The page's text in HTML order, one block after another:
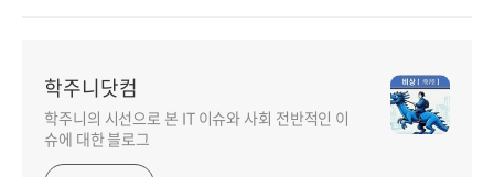
학주니닷컴
학주니의 시선으로 본 IT 이슈와 사회 전반적인 이
슈에 대한 블로그